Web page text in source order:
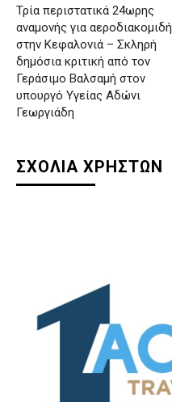
Τρία περιστατικά 24ωρης
αναμονής για αεροδιακομιδή
στην Κεφαλονιά – Σκληρή
δημόσια κριτική από τον
Γεράσιμο Βαλσαμή στον
υπουργό Υγείας Αδώνι
Γεωργιάδη
ΣΧΟΛΙΑ ΧΡΗΣΤΩΝ